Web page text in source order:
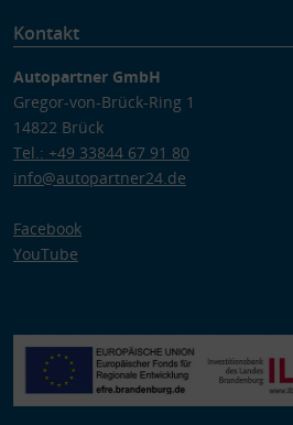
Kontakt
Autopartner GmbH
Gregor-von-Brück-Ring 1
14822 Brück
Tel.: +49 33844 67 91 80
info@autopartner24.de
Facebook
YouTube